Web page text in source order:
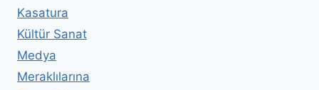
Kasatura
Kültür Sanat
Medya
Meraklılarına